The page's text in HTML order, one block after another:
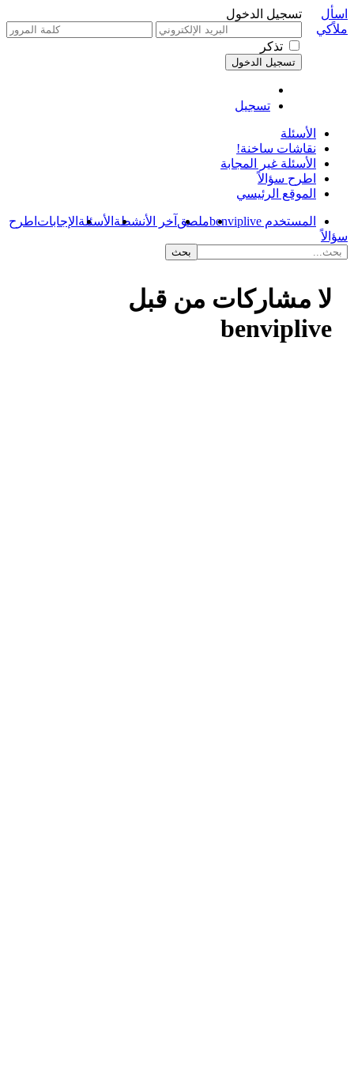
تسجيل الدخول
تذكر
تسجيل
اسأل
ملاًكي
الأسئلة
نقاشات ساخنة!
الأسئلة غير المجابة
اطرح سؤالاً
الموقع الرئيسي
المستخدم benviplive ملصق آخر الأنشطة الأسئلة الإجابات اطرح
سؤالاً
لا مشاركات من قبل
benviplive